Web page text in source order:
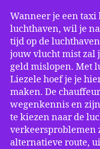
Wanneer je een taxi
luchthaven, wil je
tijd op de
jouw vlucht mist zal
geld mislopen. Met
Liezele hoef je je
maken. De
wegenkennis en
te kiezen naar de
verkeersproblemen
alternatieve route,